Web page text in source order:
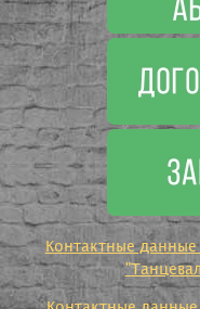
Контактные